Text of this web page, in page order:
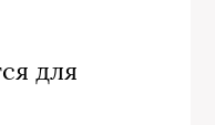
для